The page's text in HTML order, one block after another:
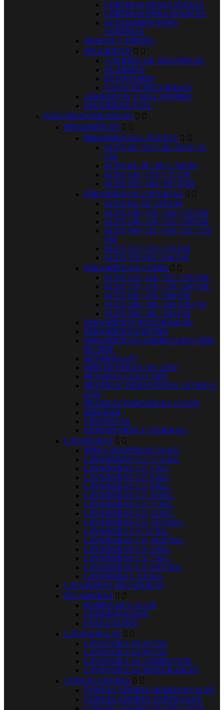
CORTINAS MOSQUITERAS
CORTINAS PARA AVANCES
ACCESORIOS PARA
CORTINAS
MENAJE CAMPING
SEGURIDAD  
+CIERRES DE SEGURIDAD
ALARMAS
EXTINTORES
CAJAS DE SEGURIDAD
ADHESIVOS Y SELLADORES
SEGURIDAD VIAL
ELECTRODOMESTICOS  
FRIGORIFÍCOS  
FRIGORÍFICOS 1 PUERTA  
ALTO 28 / 33,5 / 40 / 49,50, 55
CM.
ALTO 84 / 85 / 86,5 / 90CM.
ALTO 144 / 170 / 171 CM
ALTO 185 / 186 / 187,5CM.
FRIGORÍFICOS 2 PUERTAS  
ALTO 84 / 85 / 129 CM
ALTO 140 / 143 / 144 / 145 CM
ALTO 148 / 150 / 152 / 159 CM
ALTO 160 / 161 / 165 / 167 / 170
CM
ALTO 172 / 175 / 176 CM
ALTO 179 /183 / 184 CM
FRIGORÍFICOS COMBI  
ALTO 114 / 144 / 152 / 159 CM.
ALTO 170 / 176 / 179 / 180 CM.
ALTO 181 / 185 / 186 CM
ALTO 188 / 189 / 190 /195 CM
ALTO 200 / 201 / 203 CM
FRIGORÍFICO INTEGRABLES
FRIGORIFICOS RETRO
FRIGORIFICOS AMERICANOS SIDE
BY SIDE
NEVERAS 12V
MINI NEVERAS 12V 220V
NEVERAS GAS O 220V
NEVERAS TRIVALENTES 12/220V O
GAS
NEVERAS PORTATILES 12/220V
MINI BAR
VINOTECAS
EXPOSITORES Y VITRINAS.
LAVADORAS  
MINI LAVADORAS 2/4 KG.
LAVADORAS C.F. 5 / 6 KG.
LAVADORAS C.F. 7 KG.
LAVADORAS C.F. 8 KG.
LAVADORAS C.F. 9 KG.
LAVADORAS C.F. 10 KG.
LAVADORAS C.F. 11 KG.
LAVADORAS C.F. 12 KG.
LAVADORAS C.F. 13/14 KG.
LAVADORA C.F. 17 KG.
LAVADORAS C.F. 18/20 KG.
LAVADORAS C.S. 6 KG.
LAVADORAS C.S. 7 KG.
LAVADORAS C.S. 8/8,5 KG.
LAVADORA C.S.9 KG.
LAVADORAS SECADORAS
SECADORAS  
BOMBA DE CALOR
CONDENSACION
EVACUACION
LAVAVAJILLAS  
LAVAVAJILLAS 45 CM.
LAVAVAJILLAS 60 CM.
LAVAVAJILLAS COMPACTOS
LAVAVAJILLAS INTEGRABLES
CONGELADORES  
CONGELADORES HORIZONTALES
CONGELADORES VERTICALES
CONGELADORES DE HELADOS